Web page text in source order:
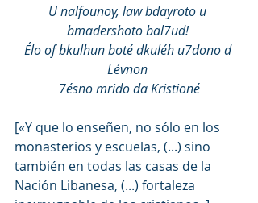
U nalfounoy, law bdayroto u
bmadershoto bal7ud!
Élo of bkulhun boté dkuléh u7dono d
Lévnon
7ésno mrido da Kristioné
[«Y que lo enseñen, no sólo en los
monasterios y escuelas, (...) sino
también en todas las casas de la
Nación Libanesa, (...) fortaleza